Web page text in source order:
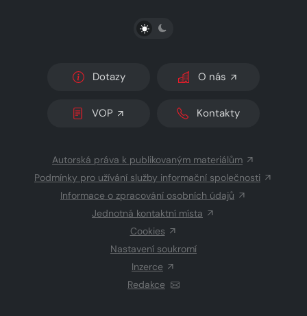
PŘEPNOUT SVĚTLÝ/TMAVÝ REŽIM
Dotazy O nás
VOP Kontakty
Autorská práva k publikovaným materiálům
Podmínky pro užívání služby informační společnosti
Informace o zpracování osobních údajů
Jednotná kontaktní místa
Cookies
Nastavení soukromí
Inzerce
Redakce